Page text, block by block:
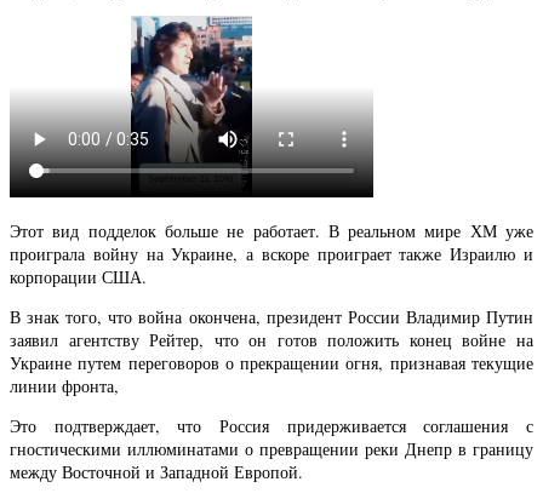
Этот вид подделок больше не работает. В реальном мире ХМ уже
проиграла войну на Украине, а вскоре проиграет также Израилю и
корпорации США.
В знак того, что война окончена, президент России Владимир Путин
заявил агентству Рейтер, что он готов положить конец войне на
Украине путем переговоров о прекращении огня, признавая текущие
линии фронта,
Это подтверждает, что Россия придерживается соглашения с
гностическими иллюминатами о превращении реки Днепр в границу
между Восточной и Западной Европой.